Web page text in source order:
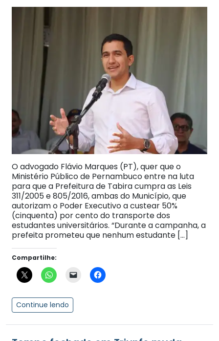
O advogado Flávio Marques (PT), quer que o
Ministério Público de Pernambuco entre na luta
para que a Prefeitura de Tabira cumpra as Leis
311/2005 e 805/2016, ambas do Município, que
autorizam o Poder Executivo a custear 50%
(cinquenta) por cento do transporte dos
estudantes universitários. “Durante a campanha, a
prefeita prometeu que nenhum estudante […]
Compartilhe:
Continue lendo